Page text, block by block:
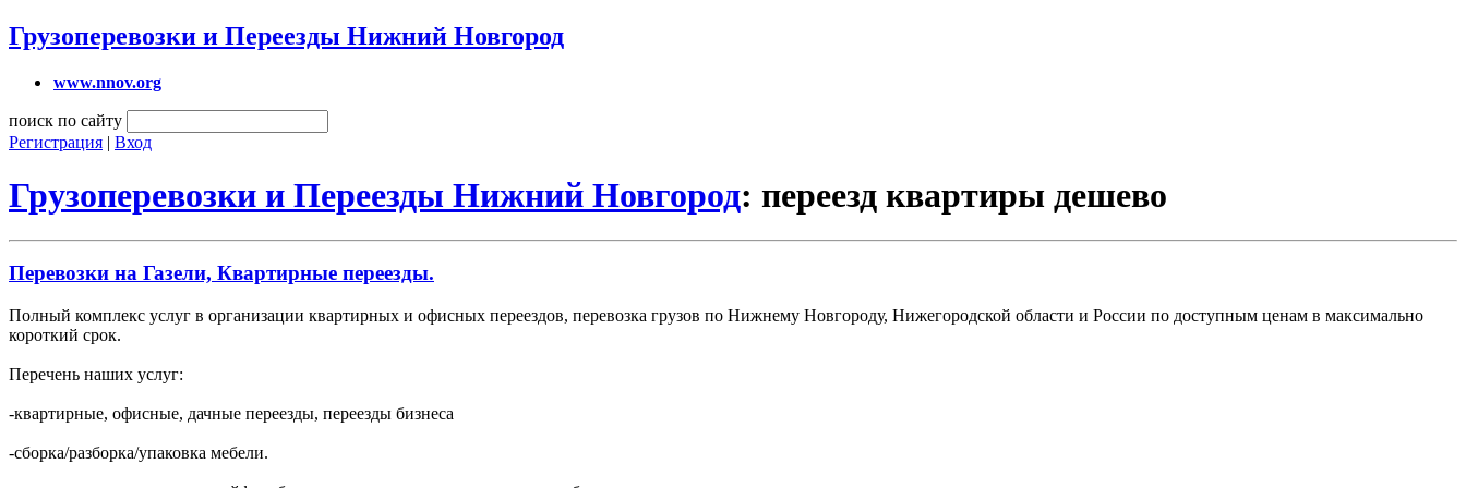
Грузоперевозки и Переезды Нижний Новгород
www.nnov.org
поиск по сайту
Регистрация | Вход
Грузоперевозки и Переезды Нижний Новгород: переезд квартиры дешево
Перевозки на Газели, Квартирные переезды.
Полный комплекс услуг в организации квартирных и офисных переездов, перевозка грузов по Нижнему Новгороду, Нижегородской области и России по доступным ценам в максимально
короткий срок.
Перечень наших услуг:
-квартирные, офисные, дачные переезды, переезды бизнеса
-сборка/разборка/упаковка мебели.